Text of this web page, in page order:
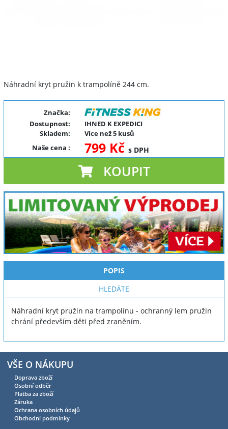
Náhradní kryt pružin k trampolíně 244 cm.
Značka:
Dostupnost:
IHNED K EXPEDICI
Skladem:
Více než 5 kusů
Naše cena : 799 Kč s DPH
KOUPIT
POPIS
HLEDÁTE
Náhradní kryt pružin na trampolínu - ochranný lem pružin
chrání především děti před zraněním.
VŠE O NÁKUPU
Doprava zboží
Osobní odběr
Platba za zboží
Záruka
Ochrana osobních údajů
Obchodní podmínky